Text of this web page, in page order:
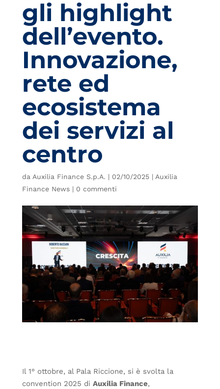
gli highlight
dell’evento.
Innovazione,
rete ed
ecosistema
dei servizi al
centro
da Auxilia Finance S.p.A. | 02/10/2025| Auxilia
Finance News| 0 commenti
Il 1° ottobre, al Pala Riccione, si è svolta la
convention 2025 di Auxilia Finance,